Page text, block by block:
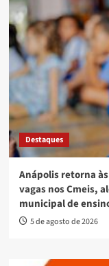
Destaques
Anápolis retorna
vagas nos Cmeis,
municipal de
5 de agosto de 2026